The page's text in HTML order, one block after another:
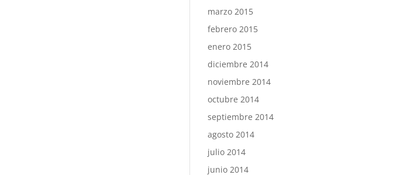
marzo 2015
febrero 2015
enero 2015
diciembre 2014
noviembre 2014
octubre 2014
septiembre 2014
agosto 2014
julio 2014
junio 2014